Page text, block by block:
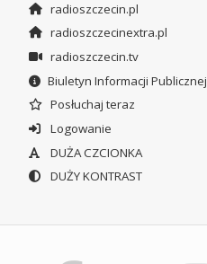
radioszczecin.pl
radioszczecinextra.pl
radioszczecin.tv
Biuletyn Informacji Publicznej
Posłuchaj teraz
Logowanie
DUŻA CZCIONKA
DUŻY KONTRAST